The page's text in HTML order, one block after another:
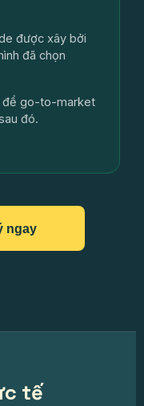
được xây bởi
đã chọn
để go-to-market
đó.
ngay
tế